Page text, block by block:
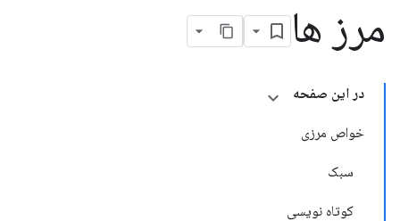
مرز ها
در این صفحه
خواص مرزی
سبک
کوتاه نویسی